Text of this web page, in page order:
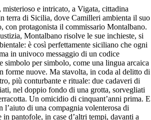
e intricato, a Vigata, cittadina
terra di Sicilia, dove Camilleri ambienta il suo
con protagonista il commissario Montalbano.
Montalbano risolve le sue inchieste, si
è così perfettamente siciliano che ogni
in univoco messaggio di un codice
simbolo per simbolo, come una lingua arcaica
forme nuove. Ma stavolta, in coda al delitto di
più conturbante e rituale: due cadaveri di
nel doppio fondo di una grotta, sorvegliati
Un omicidio di cinquant’anni prima. E
l’aiuto di una compagnia volenterosa di
in pantofole, in case d’altri tempi, davanti a